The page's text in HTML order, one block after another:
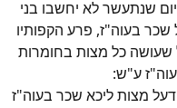
שנתעשר לא יחשבו בני
בעוה"ז, פרע הקפותיו
שעושה כל מצות בחומרות
ע"ש:
מצות ליכא שכר בעוה"ז